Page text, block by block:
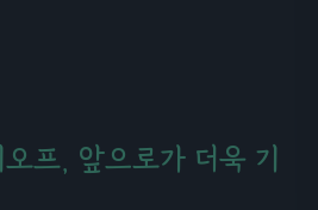
프, 앞으로가 더욱 기